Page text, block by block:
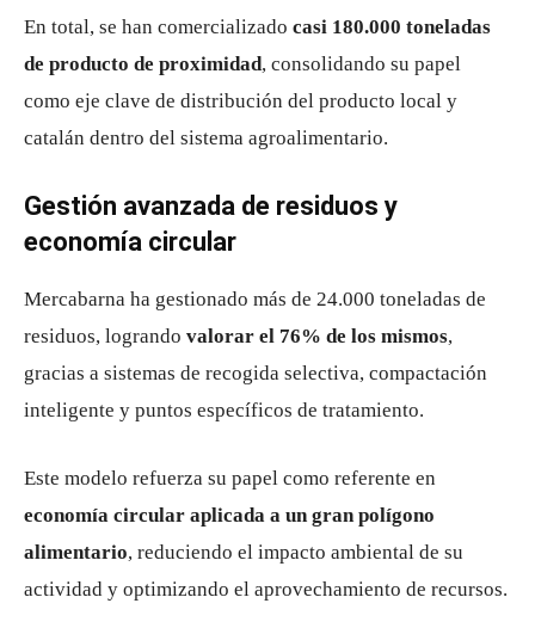
En total, se han comercializado casi 180.000 toneladas
de producto de proximidad, consolidando su papel
como eje clave de distribución del producto local y
catalán dentro del sistema agroalimentario.
Gestión avanzada de residuos y
economía circular
Mercabarna ha gestionado más de 24.000 toneladas de
residuos, logrando valorar el 76% de los mismos,
gracias a sistemas de recogida selectiva, compactación
inteligente y puntos específicos de tratamiento.
Este modelo refuerza su papel como referente en
economía circular aplicada a un gran polígono
alimentario, reduciendo el impacto ambiental de su
actividad y optimizando el aprovechamiento de recursos.